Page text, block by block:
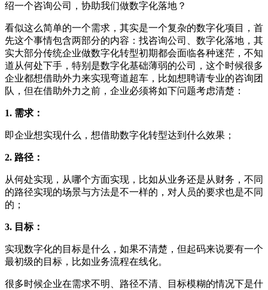
绍一个咨询公司，协助我们做数字化落地？
看似这么简单的一个需求，其实是一个复杂的数字化项目，首
先这个事情包含两部分的内容：找咨询公司、数字化落地，其
实大部分传统企业做数字化转型初期都会面临各种迷茫，不知
道从何处下手，特别是数字化基础薄弱的公司，这个时候很多
企业都想借助外力来实现弯道超车，比如想聘请专业的咨询团
队，但在借助外力之前，企业必须将如下问题考虑清楚：
1. 需求：
即企业想实现什么，想借助数字化转型达到什么效果；
2. 路径：
从何处实现，从哪个方面实现，比如从业务还是从财务，不同
的路径实现的场景与方法是不一样的，对人员的要求也是不同
的；
3. 目标：
实现数字化的目标是什么，如果不清楚，但起码来说要有一个
最初级的目标，比如业务流程在线化。
很多时候企业在需求不明、路径不清、目标模糊的情况下是什